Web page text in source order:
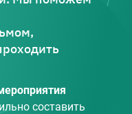
составить